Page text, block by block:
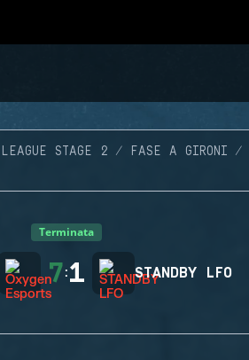
STAGE 2 FASE A GIRONI
Terminata
7:1 STANDBY LFO